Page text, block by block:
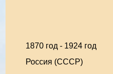
1870 год - 1924 год
Россия (СССР)